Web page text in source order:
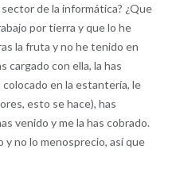
de la informática? ¿Que
por tierra y que lo he
la fruta y no he tenido en
cargado con ella, la has
en la estantería, le
esto se hace), has
venido y me la has cobrado.
y no lo menosprecio, así que